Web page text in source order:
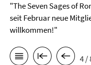
"The Seven Sages of
seit Februar neue
willkommen!"
4 /